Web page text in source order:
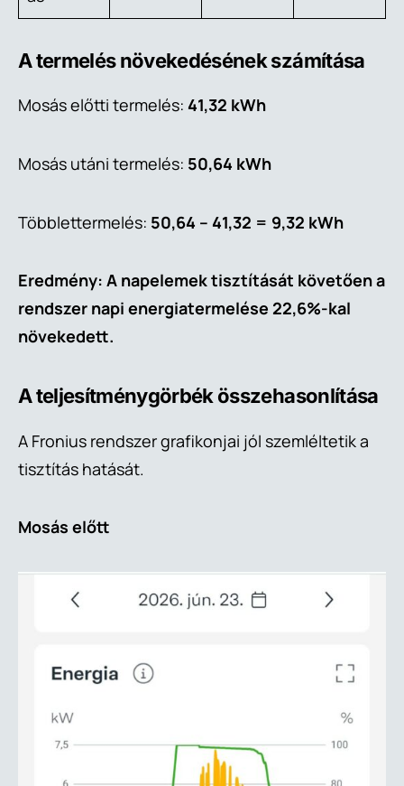
A termelés növekedésének számítása
Mosás előtti termelés: 41,32 kWh
Mosás utáni termelés: 50,64 kWh
Többlettermelés: 50,64 – 41,32 = 9,32 kWh
Eredmény: A napelemek tisztítását követően a
rendszer napi energiatermelése 22,6%-kal
növekedett.
A teljesítménygörbék összehasonlítása
A Fronius rendszer grafikonjai jól szemléltetik a
tisztítás hatását.
Mosás előtt